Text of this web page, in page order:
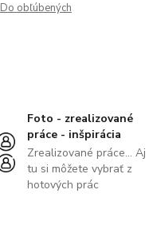
Do obľúbených
Foto - zrealizované
práce - inšpirácia
Zrealizované práce... Aj
tu si môžete vybrať z
hotových prác